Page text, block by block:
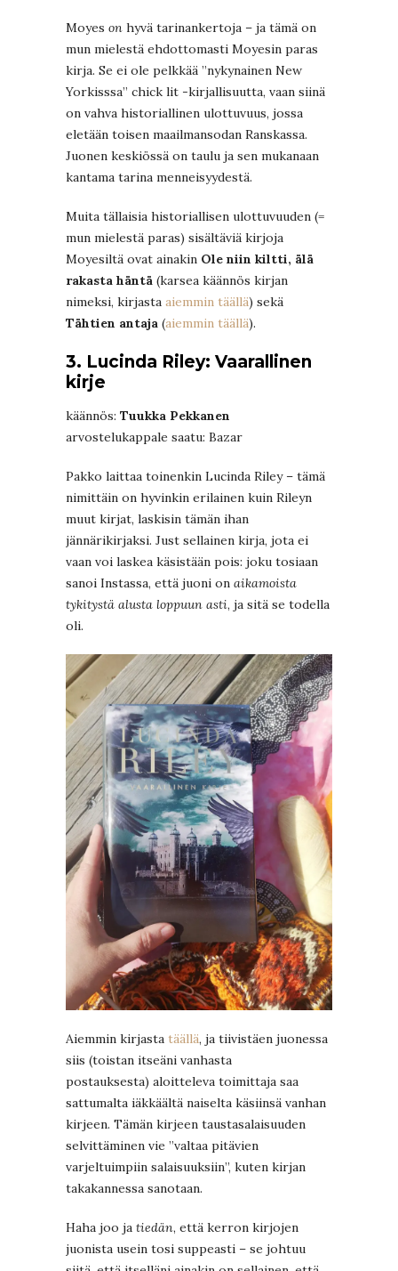
Moyes on hyvä tarinankertoja – ja tämä on
mun mielestä ehdottomasti Moyesin paras
kirja. Se ei ole pelkkää ”nykynainen New
Yorkisssa” chick lit -kirjallisuutta, vaan siinä
on vahva historiallinen ulottuvuus, jossa
eletään toisen maailmansodan Ranskassa.
Juonen keskiössä on taulu ja sen mukanaan
kantama tarina menneisyydestä.
Muita tällaisia historiallisen ulottuvuuden (=
mun mielestä paras) sisältäviä kirjoja
Moyesiltä ovat ainakin Ole niin kiltti, älä
rakasta häntä (karsea käännös kirjan
nimeksi, kirjasta aiemmin täällä) sekä
Tähtien antaja (aiemmin täällä).
3. Lucinda Riley: Vaarallinen
kirje
käännös: Tuukka Pekkanen
arvostelukappale saatu: Bazar
Pakko laittaa toinenkin Lucinda Riley – tämä
nimittäin on hyvinkin erilainen kuin Rileyn
muut kirjat, laskisin tämän ihan
jännärikirjaksi. Just sellainen kirja, jota ei
vaan voi laskea käsistään pois: joku tosiaan
sanoi Instassa, että juoni on aikamoista
tykitystä alusta loppuun asti, ja sitä se todella
oli.
Aiemmin kirjasta täällä, ja tiivistäen juonessa
siis (toistan itseäni vanhasta
postauksesta) aloitteleva toimittaja saa
sattumalta iäkkäältä naiselta käsiinsä vanhan
kirjeen. Tämän kirjeen taustasalaisuuden
selvittäminen vie ”valtaa pitävien
varjeltuimpiin salaisuuksiin”, kuten kirjan
takakannessa sanotaan.
Haha joo ja tiedän, että kerron kirjojen
juonista usein tosi suppeasti – se johtuu